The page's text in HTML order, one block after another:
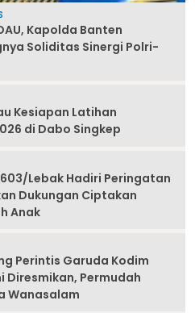
Kapolda Banten
Soliditas Sinergi Polri-
Kesiapan Latihan
di Dabo Singkep
Lebak Hadiri Peringatan
Dukungan Ciptakan
Anak
Perintis Garuda Kodim
Diresmikan, Permudah
Wanasalam